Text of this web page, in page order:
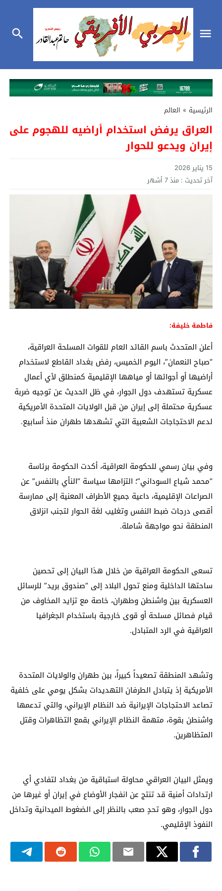
الرئيسية » العالم
العراق يرفض استخدام أراضيه للهجوم على
إيران ويدعو للحوار
15 يناير 2026
آخر تحديث : منذ 7 أشهر
فاطمة خليفة:
أعلن المتحدث باسم القائد العام للقوات المسلحة العراقية،
“صباح النعمان”، اليوم الخميس، رفض بغداد القاطع لاستخدام
أراضيها أو أجوائها أو مياهها الإقليمية كمنطلق لأي أعمال
عسكرية تستهدف دول الجوار، في ظل الحديث عن توجيه ضربة
عسكرية محتملة إلى إيران من قبل الولايات المتحدة الأمريكية
لدعم الاحتجاجات الشعبية التي تشهدها طهران منذ أسابيع.
وفي بيان رسمي للحكومة العراقية، أكدت الحكومة برئاسة
“محمد شياع السوداني”؛ التزامها سياسة “النأي بالنفس” عن
الصراعات الإقليمية، داعية جميع الأطراف المعنية إلى ممارسة
أقصى درجات ضبط النفس وتغليب لغة الحوار لتجنب انزلاق
المنطقة نحو مواجهة شاملة.
تسعى الحكومة العراقية من خلال هذا البيان إلى تحصين
ساحتها الداخلية ومنع تحول البلاد إلى “صندوق بريد” للرسائل
العسكرية بين واشنطن وطهران، خاصة مع تزايد المخاوف من
قيام فصائل مسلحة أو قوى خارجية باستخدام الجغرافيا
العراقية في الرد المتبادل.
وتشهد المنطقة تصعيداً كبيراً، بين طهران والولايات المتحدة
الأمريكية إذ يتبادل الطرفان التهديدات بشكل يومي على خلفية
تصاعد الاحتجاجات الإيرانية ضد النظام الإيراني، والتي تدعمها
واشنطن بقوة، متهمة النظام الإيراني بقمع التظاهرات وقتل
المتظاهرين.
ويمثل البيان العراقي محاولة استباقية من بغداد لتفادي أي
ارتدادات أمنية قد تنتج عن انفجار الأوضاع في إيران أو غيرها من
دول الجوار، وهو تحدٍ صعب بالنظر إلى الضغوط الميدانية وتداخل
النفوذ الإقليمي.